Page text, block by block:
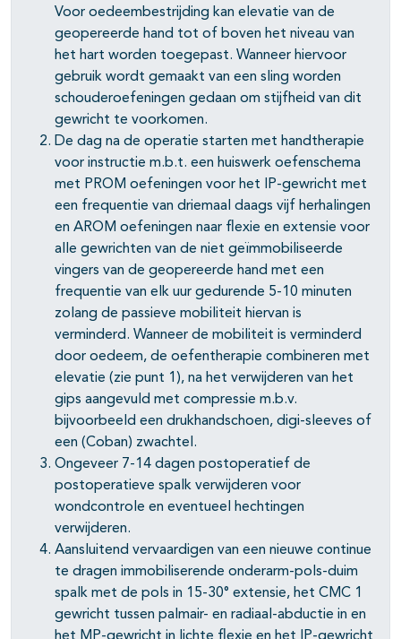
Voor oedeembestrijding kan elevatie van de
geopereerde hand tot of boven het niveau van
het hart worden toegepast. Wanneer hiervoor
gebruik wordt gemaakt van een sling worden
schouderoefeningen gedaan om stijfheid van dit
gewricht te voorkomen.
De dag na de operatie starten met handtherapie
voor instructie m.b.t. een huiswerk oefenschema
met PROM oefeningen voor het IP-gewricht met
een frequentie van driemaal daags vijf herhalingen
en AROM oefeningen naar flexie en extensie voor
alle gewrichten van de niet geïmmobiliseerde
vingers van de geopereerde hand met een
frequentie van elk uur gedurende 5-10 minuten
zolang de passieve mobiliteit hiervan is
verminderd. Wanneer de mobiliteit is verminderd
door oedeem, de oefentherapie combineren met
elevatie (zie punt 1), na het verwijderen van het
gips aangevuld met compressie m.b.v.
bijvoorbeeld een drukhandschoen, digi-sleeves of
een (Coban) zwachtel.
Ongeveer 7-14 dagen postoperatief de
postoperatieve spalk verwijderen voor
wondcontrole en eventueel hechtingen
verwijderen.
Aansluitend vervaardigen van een nieuwe continue
te dragen immobiliserende onderarm-pols-duim
spalk met de pols in 15-30° extensie, het CMC 1
gewricht tussen palmair- en radiaal-abductie in en